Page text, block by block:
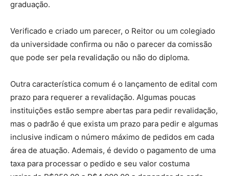
graduação.
Verificado e criado um parecer, o Reitor ou um colegiado
da universidade confirma ou não o parecer da comissão
que pode ser pela revalidação ou não do diploma.
Outra característica comum é o lançamento de edital com
prazo para requerer a revalidação. Algumas poucas
instituições estão sempre abertas para pedir revalidação,
mas o padrão é que exista um prazo para pedir e algumas
inclusive indicam o número máximo de pedidos em cada
área de atuação. Ademais, é devido o pagamento de uma
taxa para processar o pedido e seu valor costuma